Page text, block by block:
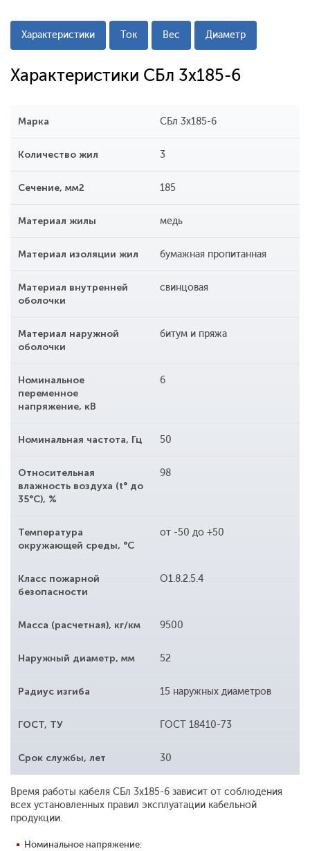
Характеристики Ток Вес Диаметр
Характеристики СБл 3x185-6
Марка СБл 3x185-6
Количество жил 3
Сечение, мм2 185
Материал жилы медь
Материал изоляции жил бумажная пропитанная
Материал внутренней
оболочки
свинцовая
Материал наружной
оболочки
битум и пряжа
Номинальное
переменное
напряжение, кВ
6
Номинальная частота, Гц 50
Относительная
влажность воздуха (t° до
35°С), %
98
Температура
окружающей среды, °С
от -50 до +50
Класс пожарной
безопасности
O1.8.2.5.4
Масса (расчетная), кг/км 9500
Наружный диаметр, мм 52
Радиус изгиба 15 наружных диаметров
ГОСТ, ТУ ГОСТ 18410-73
Срок службы, лет 30
Время работы кабеля СБл 3x185-6 зависит от соблюдения
всех установленных правил эксплуатации кабельной
продукции.
Номинальное напряжение: